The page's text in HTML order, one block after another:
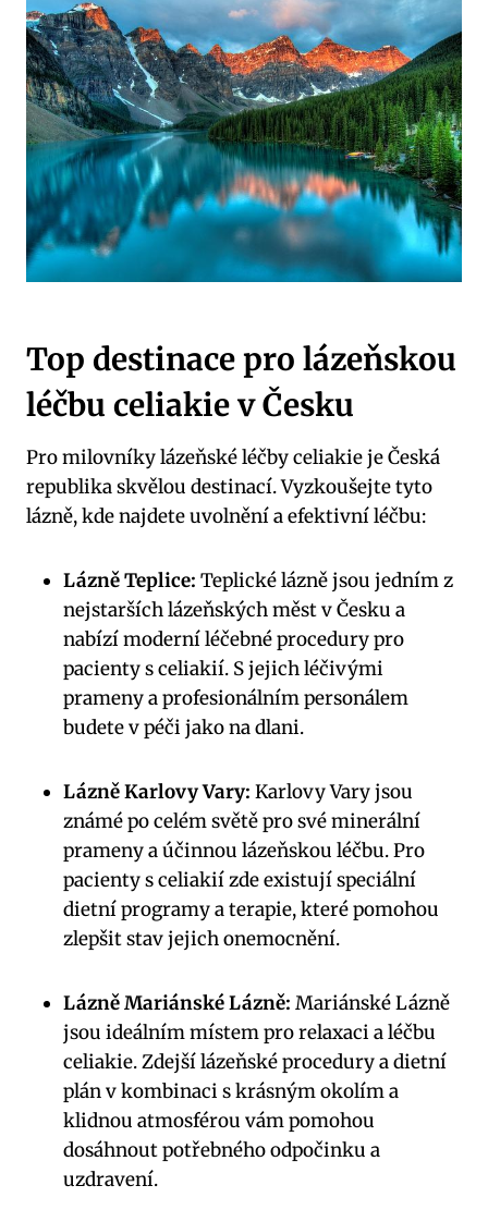
Top destinace pro lázeňskou
léčbu celiakie v Česku
Pro milovníky lázeňské léčby celiakie je Česká
republika skvělou destinací. Vyzkoušejte tyto
lázně, kde najdete uvolnění a efektivní léčbu:
Lázně Teplice: Teplické lázně jsou jedním z
nejstarších lázeňských měst v Česku a
nabízí moderní léčebné procedury pro
pacienty s celiakií. S jejich léčivými
prameny a profesionálním personálem
budete v péči jako na dlani.
Lázně Karlovy Vary: Karlovy Vary jsou
známé po celém světě pro své minerální
prameny a účinnou lázeňskou léčbu. Pro
pacienty s celiakií zde existují speciální
dietní programy a terapie, které pomohou
zlepšit stav jejich onemocnění.
Lázně Mariánské Lázně: Mariánské Lázně
jsou ideálním místem pro relaxaci a léčbu
celiakie. Zdejší lázeňské procedury a dietní
plán v kombinaci s krásným okolím a
klidnou atmosférou vám pomohou
dosáhnout potřebného odpočinku a
uzdravení.